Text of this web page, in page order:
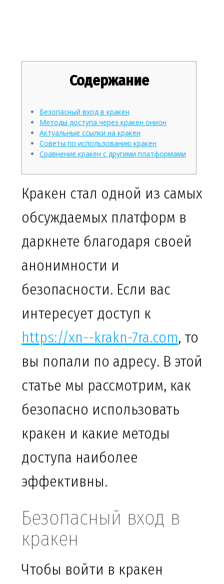
Содержание
Безопасный вход в кракен
Методы доступа через кракен онион
Актуальные ссылки на кракен
Советы по использованию кракен
Сравнение кракен с другими платформами
Кракен стал одной из самых
обсуждаемых платформ в
даркнете благодаря своей
анонимности и
безопасности. Если вас
интересует доступ к
https://xn--krakn-7ra.com, то
вы попали по адресу. В этой
статье мы рассмотрим, как
безопасно использовать
кракен и какие методы
доступа наиболее
эффективны.
Безопасный вход в
кракен
Чтобы войти в кракен